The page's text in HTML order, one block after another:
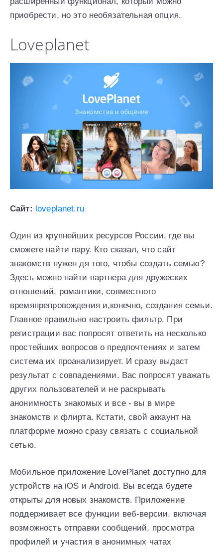
приобрести, но это необязательная опция.
Loveplanet
Сайт: loveplanet.ru
Один из крупнейших ресурсов России, где вы
сможете найти пару. Кто сказал, что сайт
знакомств нужен дя того, чтобы создать семью?
Здесь можно найти партнера для дружеских
отношений, романтики, совместного
времяпрепровождения и,конечно, создания семьи.
Главное правильно настроить фильтр. При
регистрации вас попросят ответить на несколько
простейших вопросов о предпочтениях и затем
система их проанализирует. И сразу выдаст
результат с совпадениями. Вас попросят уважать
других пользователей и не раскрывать
анонимность знакомых и все - вы в мире
знакомств и флирта. Кстати, свой аккаунт на
платформе можно сразу связать с социальной
сетью.
Мобильное приложение LovePlanet доступно для
устройств на iOS и Android. Вы всегда будете
открыты для новых знакомств. Приложение
поддерживает все функции веб-версии, включая
возможность отправки сообщений, просмотра
профилей и участия в анонимных чатах